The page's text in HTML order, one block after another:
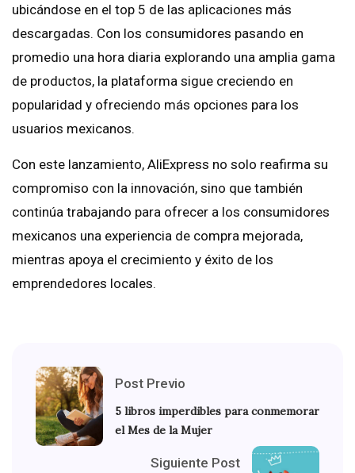
ubicándose en el top 5 de las aplicaciones más
descargadas. Con los consumidores pasando en
promedio una hora diaria explorando una amplia gama
de productos, la plataforma sigue creciendo en
popularidad y ofreciendo más opciones para los
usuarios mexicanos.
Con este lanzamiento, AliExpress no solo reafirma su
compromiso con la innovación, sino que también
continúa trabajando para ofrecer a los consumidores
mexicanos una experiencia de compra mejorada,
mientras apoya el crecimiento y éxito de los
emprendedores locales.
Post Previo
5 libros imperdibles para conmemorar
el Mes de la Mujer
Siguiente Post